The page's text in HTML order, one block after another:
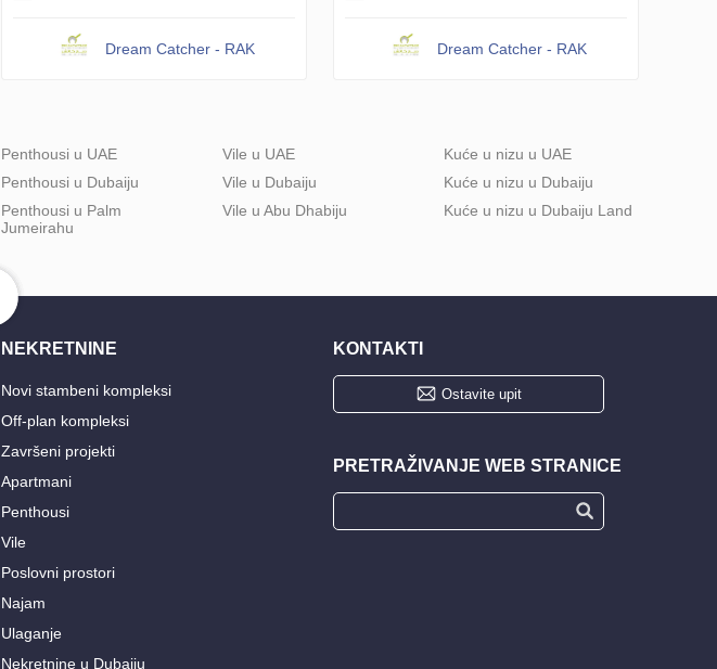
Dream Catcher - RAK Dream Catcher - RAK
Penthousi u UAE
Penthousi u Dubaiju
Penthousi u Palm
Jumeirahu
Vile u UAE
Vile u Dubaiju
Vile u Abu Dhabiju
Kuće u nizu u UAE
Kuće u nizu u Dubaiju
Kuće u nizu u Dubaiju Land
NEKRETNINE
Novi stambeni kompleksi
Off-plan kompleksi
Završeni projekti
Apartmani
Penthousi
Vile
Poslovni prostori
Najam
Ulaganje
Nekretnine u Dubaiju
KONTAKTI
Ostavite upit
PRETRAŽIVANJE WEB STRANICE